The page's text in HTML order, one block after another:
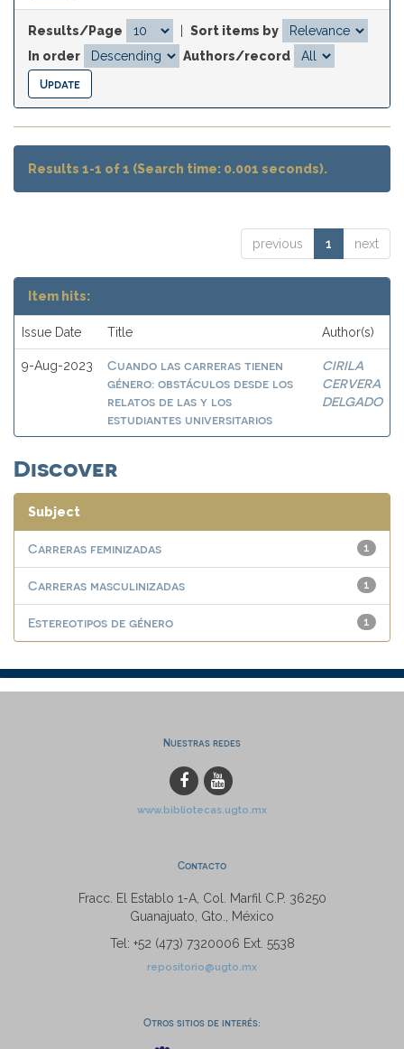
Results/Page
Sort items by
In order
Authors/record
Results 1-1 of 1 (Search time: 0.001 seconds).
previous 1 next
Item hits:
Issue Date Title Author(s)
9-Aug-2023
Cuando las carreras tienen
género: obstáculos desde los
relatos de las y los
estudiantes universitarios
CIRILA
CERVERA
DELGADO
Discover
Subject
1
Carreras feminizadas
1
Carreras masculinizadas
1
Estereotipos de género
Nuestras redes
www.bibliotecas.ugto.mx
Contacto
Fracc. El Establo 1-A, Col. Marfil C.P. 36250
Guanajuato, Gto., México
Tel: +52 (473) 7320006 Ext. 5538
repositorio@ugto.mx
Otros sitios de interés: